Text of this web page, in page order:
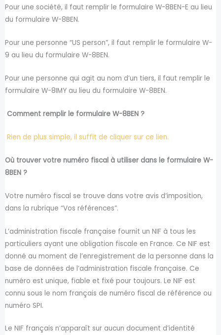
Pour une société, il faut remplir le formulaire W-8BEN-E au lieu
du formulaire W-8BEN.
Pour une personne “US person”, il faut remplir le formulaire W-
9 au lieu du formulaire W-8BEN.
Pour une personne qui agit au nom d’un tiers, il faut remplir le
formulaire W-8IMY au lieu du formulaire W-8BEN.
Comment remplir le formulaire W-8BEN ?
Rien de plus simple, il suffit de cliquer sur ce lien.
Où trouver votre numéro fiscal à utiliser dans le formulaire W-
8BEN ?
Votre numéro fiscal se trouve dans votre avis d’imposition,
dans la rubrique “Vos références”.
L’administration fiscale française fournit un NIF à tous les
particuliers ayant une obligation fiscale en France. Ce NIF est
donné au moment de l’enregistrement de la personne dans la
base de données de l’administration fiscale française. Ce
numéro est unique, fiable et fixé pour toujours. Le NIF est
connu sous le nom français de numéro fiscal de référence ou
numéro SPI.
Le NIF français n’apparaît sur aucun document d’identité